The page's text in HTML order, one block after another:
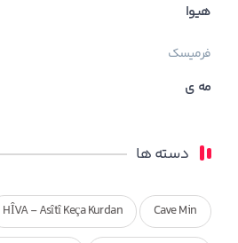
هیوا
فرمیسک
مه ی
دسته ها
Cave Min
HÎVA - Asîtî Keça Kurdan